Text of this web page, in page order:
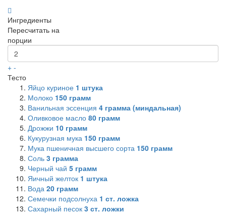
Ингредиенты
Пересчитать на
порции
+ -
Тесто
Яйцо куриное 1 штука
Молоко 150 грамм
Ванильная эссенция 4 грамма (миндальная)
Оливковое масло 80 грамм
Дрожжи 10 грамм
Кукурузная мука 150 грамм
Мука пшеничная высшего сорта 150 грамм
Соль 3 грамма
Черный чай 5 грамм
Яичный желток 1 штука
Вода 20 грамм
Семечки подсолнуха 1 ст. ложка
Сахарный песок 3 ст. ложки